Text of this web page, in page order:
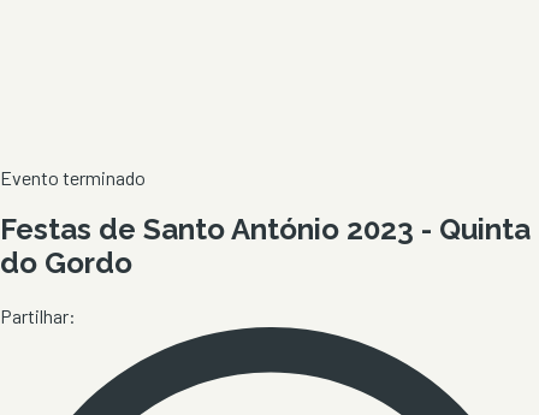
Evento terminado
Festas de Santo António 2023 - Quinta
do Gordo
Partilhar: